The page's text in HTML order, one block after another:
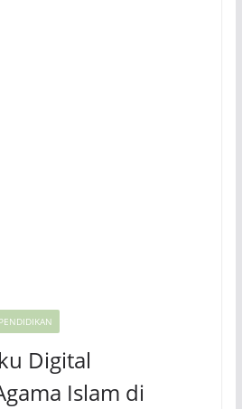
PENDIDIKAN
Digital
Islam di